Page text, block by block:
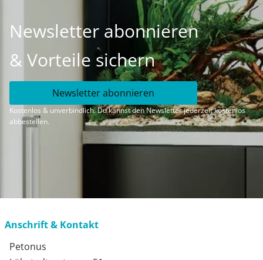
Newsletter abonnieren
& Vorteile sichern
Newsletter abonnieren
Kostenlos & unverbindlich. Du kannst den Newsletter jederzeit kostenlos
abbestellen.
Anschrift & Kontakt
Petonus